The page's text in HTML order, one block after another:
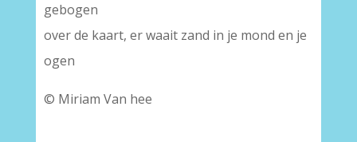
gebogen
over de kaart, er waait zand in je mond en je
ogen
© Miriam Van hee